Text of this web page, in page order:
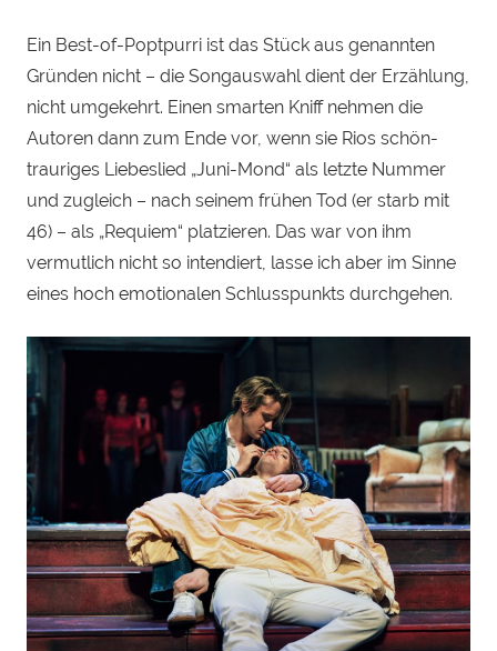
Ein Best-of-Poptpurri ist das Stück aus genannten
Gründen nicht – die Songauswahl dient der Erzählung,
nicht umgekehrt. Einen smarten Kniff nehmen die
Autoren dann zum Ende vor, wenn sie Rios schön-
trauriges Liebeslied „Juni-Mond“ als letzte Nummer
und zugleich – nach seinem frühen Tod (er starb mit
46) – als „Requiem“ platzieren. Das war von ihm
vermutlich nicht so intendiert, lasse ich aber im Sinne
eines hoch emotionalen Schlusspunkts durchgehen.